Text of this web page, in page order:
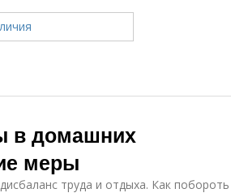
в домашних
меры
труда и отдыха. Как побороть